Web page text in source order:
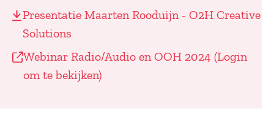
Presentatie Maarten Rooduijn - O2H Creative
Solutions
Webinar Radio/Audio en OOH 2024 (Login
om te bekijken)